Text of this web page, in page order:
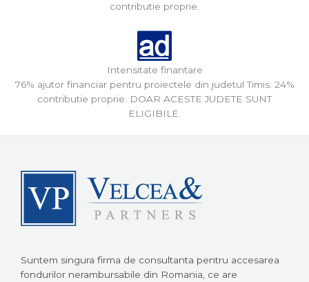
contributie proprie.
Intensitate finantare
76% ajutor financiar pentru proiectele din judetul Timis. 24%
contributie proprie. DOAR ACESTE JUDETE SUNT
ELIGIBILE.
Suntem singura firma de consultanta pentru accesarea
fondurilor nerambursabile din Romania, ce are